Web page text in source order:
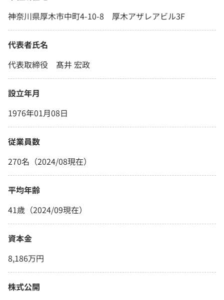
神奈川県厚木市中町4-10-8 厚木アザレアビル3F
代表者氏名
代表取締役 髙井 宏政
設立年月
1976年01月08日
従業員数
270名（2024/08現在）
平均年齢
41歳（2024/09現在）
資本金
8,186万円
株式公開